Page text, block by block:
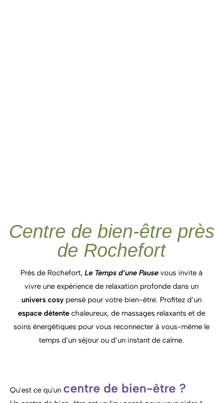
Centre de bien-être près
de Rochefort
Près de Rochefort, Le Temps d’une Pause vous invite à
vivre une expérience de relaxation profonde dans un
univers cosy pensé pour votre bien-être. Profitez d’un
espace détente chaleureux, de massages relaxants et de
soins énergétiques pour vous reconnecter à vous-même le
temps d’un séjour ou d’un instant de calme.
Qu'est ce qu'un centre de bien-être ?